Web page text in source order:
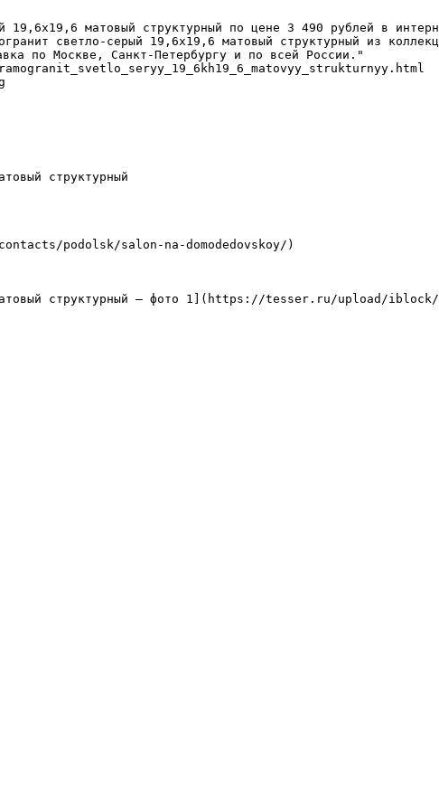
матовый структурный по цене 3 490 рублей в
светло-серый 19,6х19,6 матовый структурный из
по Москве, Санкт-Петербургу и по всей России."
структурный
podolsk/salon-na-domodedovskoy/)
структурный — фото 1](https://tesser.ru/upload/iblock/